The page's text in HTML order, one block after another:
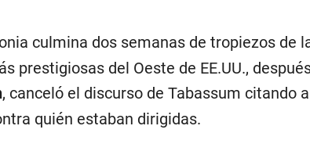
culmina dos semanas de tropiezos de
prestigiosas del Oeste de EE.UU.,
, canceló el discurso de Tabassum citando
quién estaban dirigidas.